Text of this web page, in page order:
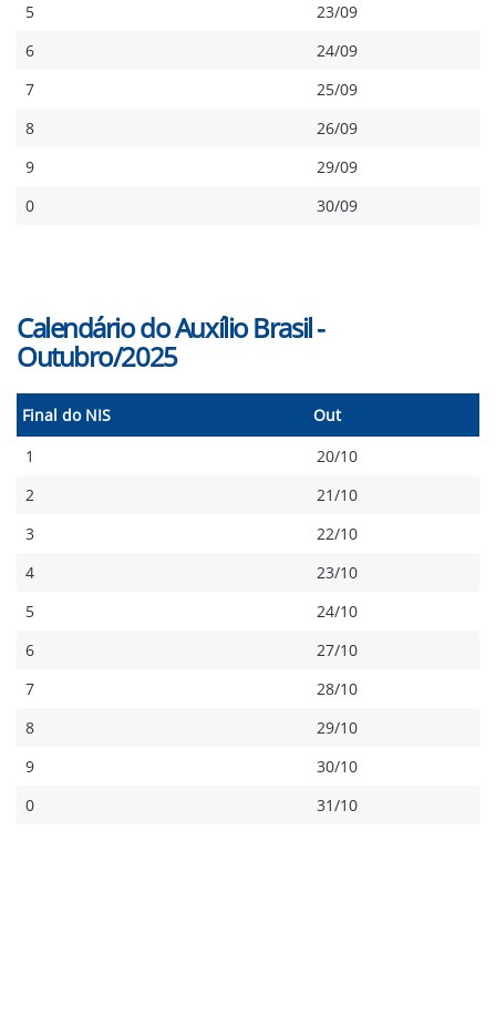
5
23/09
6
24/09
7
25/09
8
26/09
9
29/09
0
30/09
Calendário do Auxílio Brasil -
Outubro/2025
Final do NIS
Out
1
20/10
2
21/10
3
22/10
4
23/10
5
24/10
6
27/10
7
28/10
8
29/10
9
30/10
0
31/10